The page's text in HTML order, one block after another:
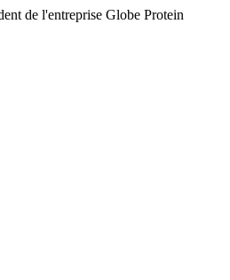
de l'entreprise Globe Protein